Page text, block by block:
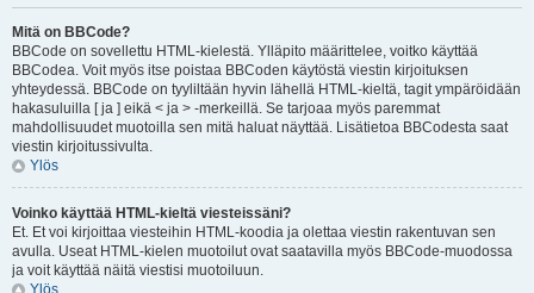
Mitä on BBCode?
BBCode on sovellettu HTML-kielestä. Ylläpito määrittelee, voitko käyttää
BBCodea. Voit myös itse poistaa BBCoden käytöstä viestin kirjoituksen
yhteydessä. BBCode on tyyliltään hyvin lähellä HTML-kieltä, tagit ympäröidään
hakasuluilla [ ja ] eikä < ja > -merkeillä. Se tarjoaa myös paremmat
mahdollisuudet muotoilla sen mitä haluat näyttää. Lisätietoa BBCodesta saat
viestin kirjoitussivulta.
Ylös
Voinko käyttää HTML-kieltä viesteissäni?
Et. Et voi kirjoittaa viesteihin HTML-koodia ja olettaa viestin rakentuvan sen
avulla. Useat HTML-kielen muotoilut ovat saatavilla myös BBCode-muodossa
ja voit käyttää näitä viestisi muotoiluun.
Ylös